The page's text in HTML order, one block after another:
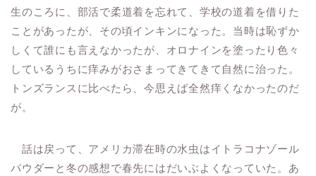
生のころに、部活で柔道着を忘れて、学校の道着を借りた
ことがあったが、その頃インキンになった。当時は恥ずか
しくて誰にも言えなかったが、オロナインを塗ったり色々
しているうちに痒みがおさまってきてきて自然に治った。
トンズランスに比べたら、今思えば全然痒くなかったのだ
が。
話は戻って、アメリカ滞在時の水虫はイトラコナゾール
パウダーと冬の感想で春先にはだいぶよくなっていた。あ